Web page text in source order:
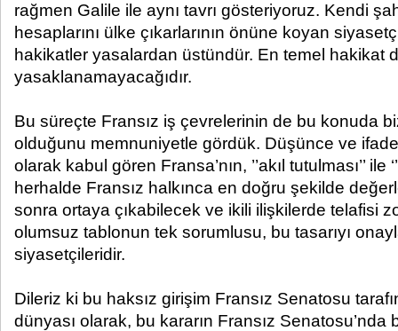
rağmen Galile ile aynı tavrı gösteriyoruz. Kendi
hesaplarını ülke çıkarlarının önüne koyan
hakikatler yasalardan üstündür. En temel hakikat
yasaklanamayacağıdır.
Bu süreçte Fransız iş çevrelerinin de bu konuda
olduğunu memnuniyetle gördük. Düşünce ve
olarak kabul gören Fransa’nın, ’’akıl tutulması’’ ile
herhalde Fransız halkınca en doğru şekilde
sonra ortaya çıkabilecek ve ikili ilişkilerde telafisi
olumsuz tablonun tek sorumlusu, bu tasarıyı
siyasetçileridir.
Dileriz ki bu haksız girişim Fransız Senatosu
dünyası olarak, bu kararın Fransız Senatosu’nda